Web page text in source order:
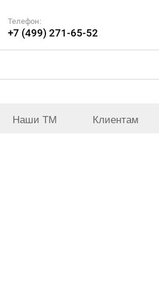
Телефон:
+7 (499) 271-65-52
Наши ТМ Клиентам